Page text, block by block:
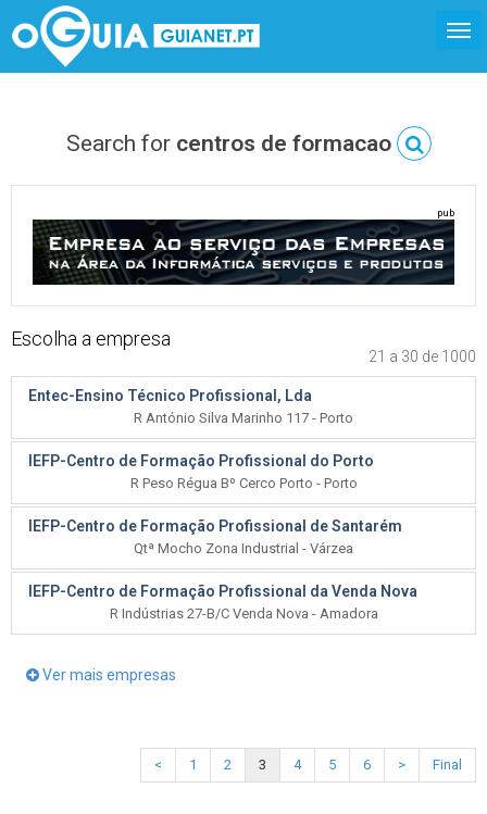
Search for centros de formacao
pub
Escolha a empresa
21 a 30 de 1000
Entec-Ensino Técnico Profissional, Lda
R António Silva Marinho 117 - Porto
IEFP-Centro de Formação Profissional do Porto
R Peso Régua Bº Cerco Porto - Porto
IEFP-Centro de Formação Profissional de Santarém
Qtª Mocho Zona Industrial - Várzea
IEFP-Centro de Formação Profissional da Venda Nova
R Indústrias 27-B/C Venda Nova - Amadora
Ver mais empresas
< 1 2 3 4 5 6 > Final